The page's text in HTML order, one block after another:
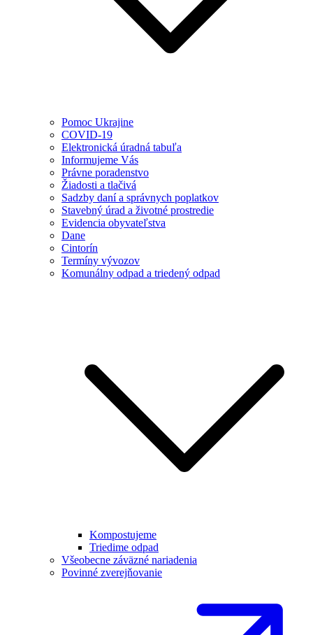
Pomoc Ukrajine
COVID-19
Elektronická úradná tabuľa
Informujeme Vás
Právne poradenstvo
Žiadosti a tlačivá
Sadzby daní a správnych poplatkov
Stavebný úrad a životné prostredie
Evidencia obyvateľstva
Dane
Cintorín
Termíny vývozov
Komunálny odpad a triedený odpad
Kompostujeme
Triedime odpad
Všeobecne záväzné nariadenia
Povinné zverejňovanie